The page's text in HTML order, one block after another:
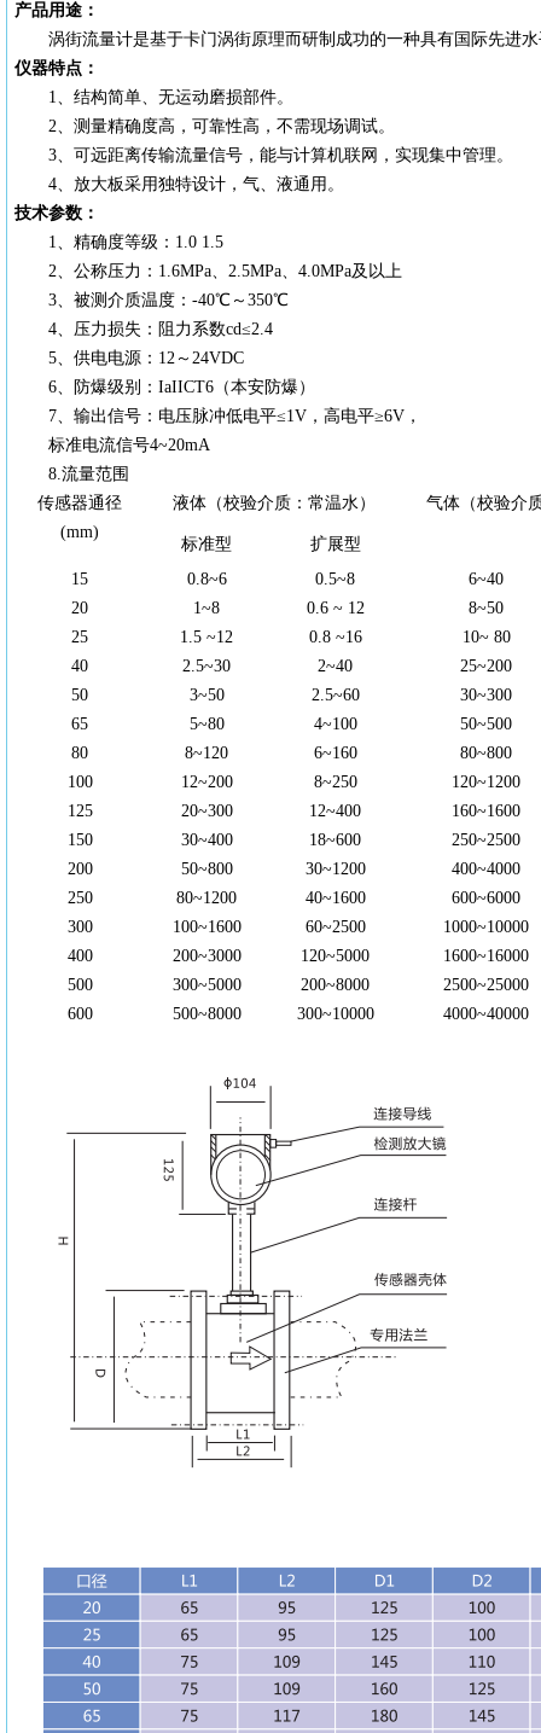
产品用途：
涡街流量计是基于卡门涡街原理而研制成功的一种具有国际先进
仪器特点：
1、结构简单、无运动磨损部件。
2、测量精确度高，可靠性高，不需现场调试。
3、可远距离传输流量信号，能与计算机联网，实现集中管理。
4、放大板采用独特设计，气、液通用。
技术参数：
1、精确度等级：1.0 1.5
2、公称压力：1.6MPa、2.5MPa、4.0MPa及以上
3、被测介质温度：-40℃～350℃
4、压力损失：阻力系数cd≤2.4
5、供电电源：12～24VDC
6、防爆级别：IaIICT6（本安防爆）
7、输出信号：电压脉冲低电平≤1V，高电平≥6V，
标准电流信号4~20mA
8.流量范围
传感器通径
(mm)
液体（校验介质：常温水） 气体（校验介
标准型
扩展型
15
0.8~6 0.5~8
6~40
20
1~8 0.6 ~ 12
8~50
25
1.5 ~12 0.8 ~16
10~ 80
40
2.5~30 2~40
25~200
50
3~50 2.5~60
30~300
65
5~80 4~100
50~500
80
8~120 6~160
80~800
100
12~200 8~250
120~1200
125
20~300 12~400
160~1600
150
30~400 18~600
250~2500
200
50~800 30~1200
400~4000
250
80~1200 40~1600
600~6000
300
100~1600 60~2500
1000~10000
400
200~3000 120~5000
1600~16000
500
300~5000 200~8000
2500~25000
600
500~8000 300~10000 4000~40000